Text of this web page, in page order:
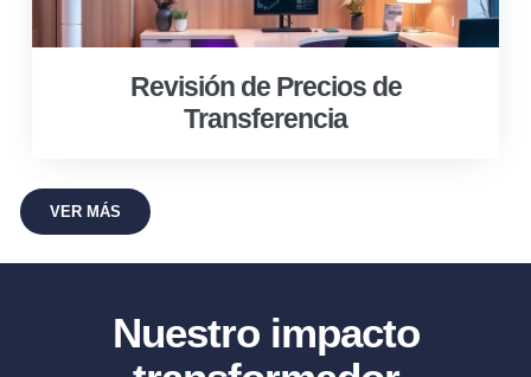
Revisión de Precios de
Transferencia
VER MÁS
Nuestro impacto